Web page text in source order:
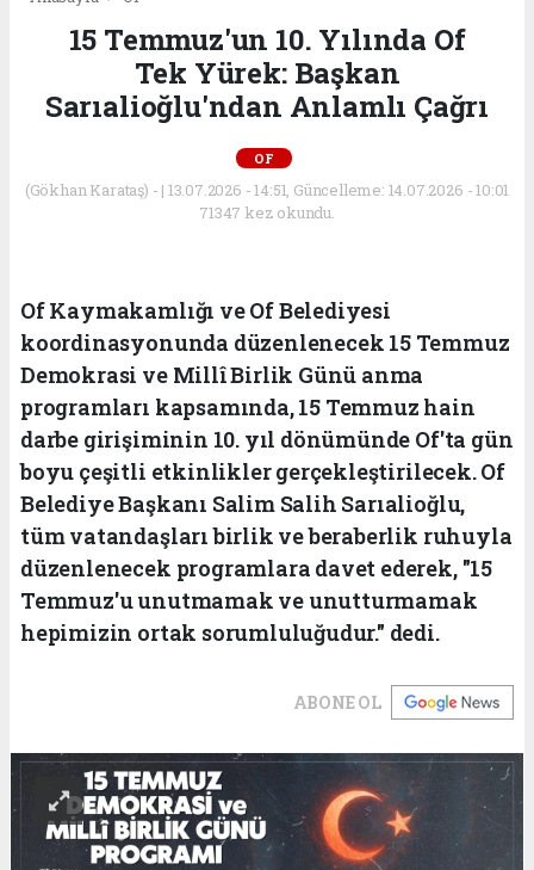
15 Temmuz'un 10. Yılında Of
Tek Yürek: Başkan
Sarıalioğlu'ndan Anlamlı Çağrı
OF
(Gökhan Karataş) - | 13.07.2026 - 14:51, Güncelleme: 14.07.2026 - 10:01
71347 kez okundu.
Of Kaymakamlığı ve Of Belediyesi
koordinasyonunda düzenlenecek 15 Temmuz
Demokrasi ve Millî Birlik Günü anma
programları kapsamında, 15 Temmuz hain
darbe girişiminin 10. yıl dönümünde Of'ta gün
boyu çeşitli etkinlikler gerçekleştirilecek. Of
Belediye Başkanı Salim Salih Sarıalioğlu,
tüm vatandaşları birlik ve beraberlik ruhuyla
düzenlenecek programlara davet ederek, "15
Temmuz'u unutmamak ve unutturmamak
hepimizin ortak sorumluluğudur." dedi.
ABONE OL